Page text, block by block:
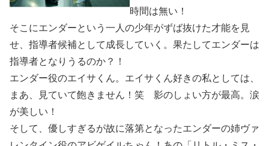
時間は無い！
そこにエンダーという一人の少年がずば抜けた才能を見
せ、指導者候補として成長していく。果たしてエンダーは
指導者となりうるのか？！
エンダー役のエイサくん。エイサくん好きの私としては、
まあ、見ていて飽きません！笑 影のしょい方が最高。涙
が美しい！
そして、優しすぎるが故に落第となったエンダーの姉ヴァ